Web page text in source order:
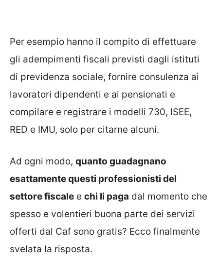
Per esempio hanno il compito di effettuare
gli adempimenti fiscali previsti dagli istituti
di previdenza sociale, fornire consulenza ai
lavoratori dipendenti e ai pensionati e
compilare e registrare i modelli 730, ISEE,
RED e IMU, solo per citarne alcuni.
Ad ogni modo, quanto guadagnano
esattamente questi professionisti del
settore fiscale e chi li paga dal momento che
spesso e volentieri buona parte dei servizi
offerti dal Caf sono gratis? Ecco finalmente
svelata la risposta.